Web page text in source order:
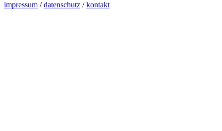
impressum /datenschutz /kontakt